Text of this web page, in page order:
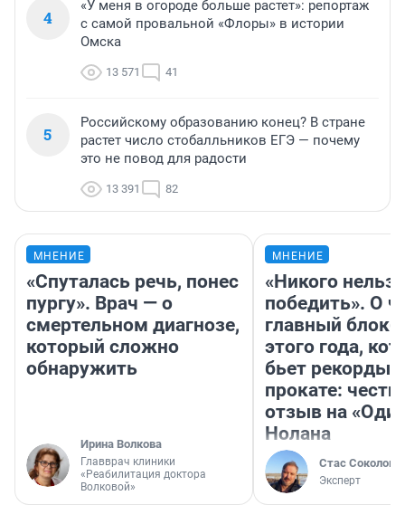
4
«У меня в огороде больше растет»: репортаж
с самой провальной «Флоры» в истории
Омска
13 571 41
5
Российскому образованию конец? В стране
растет число стобалльников ЕГЭ — почему
это не повод для радости
13 391 82
МНЕНИЕ
«Спуталась речь, понес
пургу». Врач — о
смертельном диагнозе,
который сложно
обнаружить
Ирина Волкова
Главврач клиники
«Реабилитация доктора
Волковой»
МНЕНИЕ
«Никого нельзя
победить». О
главный
этого года,
бьет рекорды в
прокате:
отзыв на
Нолана
Стас Соколов
Эксперт